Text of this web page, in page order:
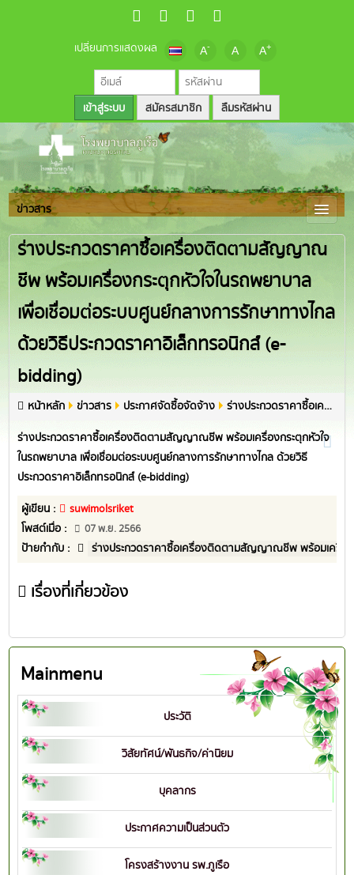
เปลี่ยนการแสดงผล A- A A+
สมัครสมาชิก ลืมรหัสผ่าน
ข่าวสาร
ร่างประกวดราคาซื้อเครื่องติดตามสัญญาณ
ชีพ พร้อมเครื่องกระตุกหัวใจในรถพยาบาล
เพื่อเชื่อมต่อระบบศูนย์กลางการรักษาทางไกล
ด้วยวิธีประกวดราคาอิเล็กทรอนิกส์ (e-
bidding)
หน้าหลัก ข่าวสาร ประกาศจัดซื้อจัดจ้าง
ร่างประกวดราคาซื้อเครื่องติดตามสัญญาณชีพ พร้อมเครื่องกระตุกหัวใจในรถพยาบาล เพื่อเชื่อมต่อระบบศูนย์กลางการรักษาทางไกล ด้วยวิธีประกวดราคาอิเล็กทรอนิกส์ (e-bidding)
ร่างประกวดราคาซื้อเครื่องติดตามสัญญาณชีพ พร้อมเครื่องกระตุกหัวใจ
ในรถพยาบาล เพื่อเชื่อมต่อระบบศูนย์กลางการรักษาทางไกล ด้วยวิธี
ประกวดราคาอิเล็กทรอนิกส์ (e-bidding)
ผู้เขียน :
suwimolsriket
โพสต์เมื่อ :
07 พ.ย. 2566
ป้ายกำกับ : ร่างประกวดราคาซื้อเครื่องติดตามสัญญาณชีพ พร้อมเครื่อง
เรื่องที่เกี่ยวข้อง
Mainmenu
ประวัติ
วิสัยทัศน์/พันธกิจ/ค่านิยม
บุคลากร
ประกาศความเป็นส่วนตัว
โครงสร้างงาน รพ.ภูเรือ